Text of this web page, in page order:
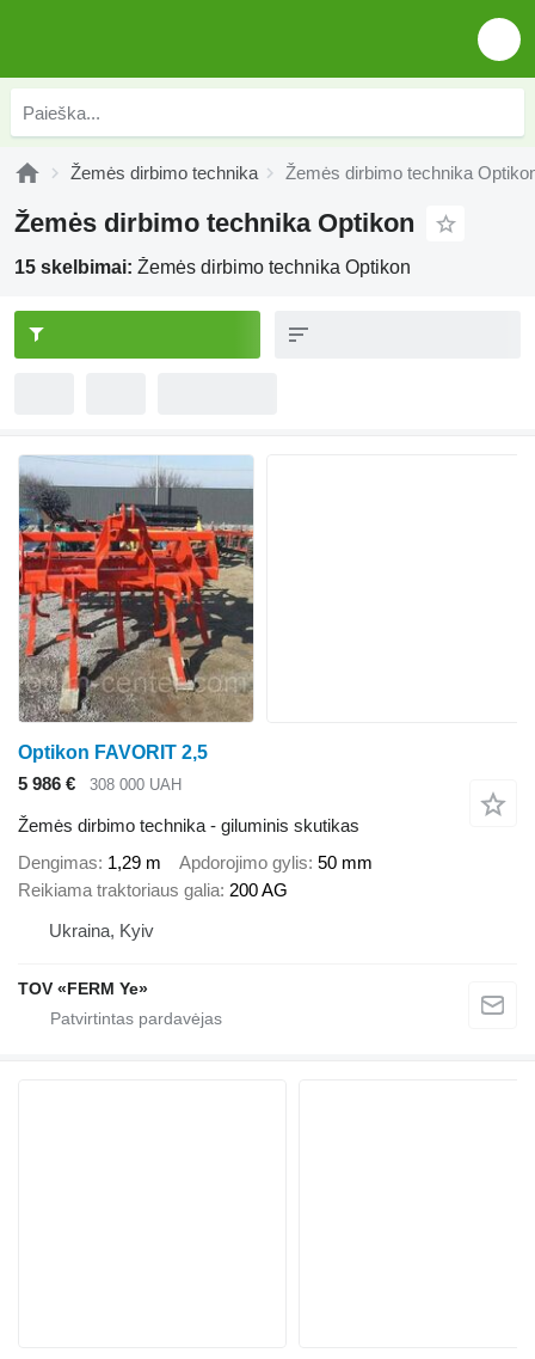
Žemės dirbimo technika Žemės dirbimo technika
Žemės dirbimo technika Optikon
15 skelbimai: Žemės dirbimo technika Optikon
Optikon FAVORIT 2,5
5 986 €
308 000 UAH
Žemės dirbimo technika - giluminis skutikas
Dengimas 1,29 m Apdorojimo gylis 50 mm
Reikiama traktoriaus galia 200 AG
Ukraina, Kyiv
TOV «FERM Ye»